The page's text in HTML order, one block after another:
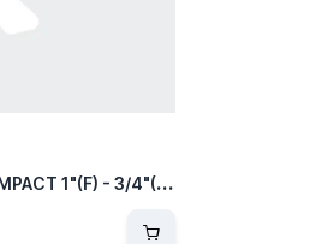
A
DAPTATEUR IMPACT 1"(F) - 3/4"(M)